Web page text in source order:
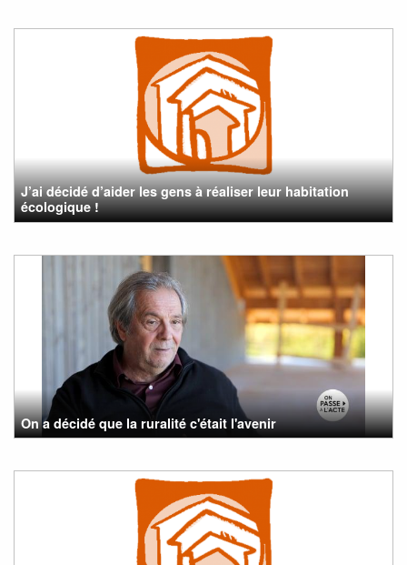
J’ai décidé d’aider les gens à réaliser leur habitation
écologique !
On a décidé que la ruralité c'était l'avenir